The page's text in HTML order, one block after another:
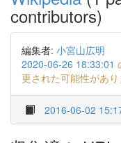
contributors)
編集者: 小宮山広明
2020-06-26 18:33:01
更された可能性があり
2016-06-02